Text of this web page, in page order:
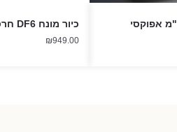
כיור מונח DF6 חרס ירוק מט
₪949.00